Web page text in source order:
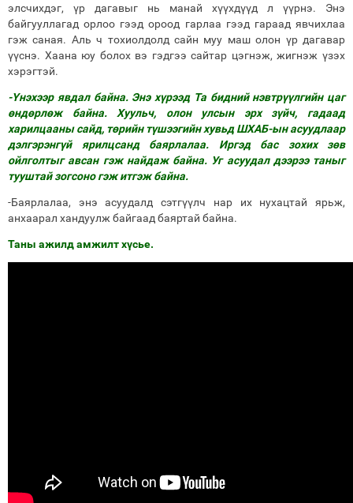
элсчихдэг, үр дагавыг нь манай хүүхдүүд л үүрнэ. Энэ
байгууллагад орлоо гээд ороод гарлаа гээд гараад явчихлаа
гэж саная. Аль ч тохиолдолд сайн муу маш олон үр дагавар
үүснэ. Хаана юу болох вэ гэдгээ сайтар цэгнэж, жигнэж үзэх
хэрэгтэй.
-Үнэхээр явдал байна. Энэ хүрээд Та бидний нэвтрүүлгийн цаг
өндөрлөж байна. Хуульч, олон улсын эрх зүйч, гадаад
харилцааны сайд, төрийн түшээгийн хувьд ШХАБ-ын асуудлаар
дэлгэрэнгүй ярилцсанд баярлалаа. Иргэд бас зохих зөв
ойлголтыг авсан гэж найдаж байна. Уг асуудал дээрээ таныг
тууштай зогсоно гэж итгэж байна.
-Баярлалаа, энэ асуудалд сэтгүүлч нар их нухацтай ярьж,
анхаарал хандуулж байгаад баяртай байна.
Таны ажилд амжилт хүсье.